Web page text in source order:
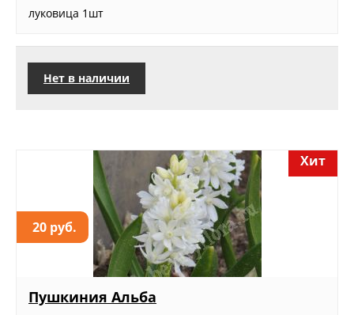
луковица 1шт
Нет в наличии
20 руб.
Хит
Пушкиния Альба